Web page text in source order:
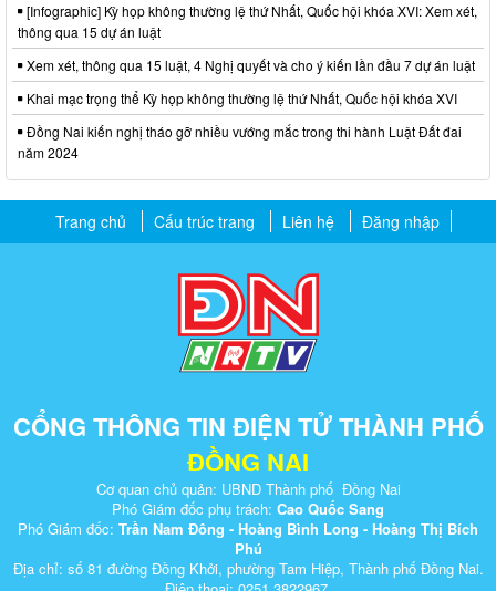
[Infographic] Kỳ họp không thường lệ thứ Nhất, Quốc hội khóa XVI: Xem xét,
thông qua 15 dự án luật
Xem xét, thông qua 15 luật, 4 Nghị quyết và cho ý kiến lần đầu 7 dự án luật
Khai mạc trọng thể Kỳ họp không thường lệ thứ Nhất, Quốc hội khóa XVI
Đồng Nai kiến nghị tháo gỡ nhiều vướng mắc trong thi hành Luật Đất đai
năm 2024
Trang chủ Cấu trúc trang Liên hệ Đăng nhập
CỔNG THÔNG TIN ĐIỆN TỬ THÀNH PHỐ
ĐỒNG NAI
Cơ quan chủ quản: UBND Thành phố Đồng Nai
Phó Giám đốc phụ trách: Cao Quốc Sang
Phó Giám đốc: Trần Nam Đông - Hoàng Bình Long - Hoàng Thị Bích
Phú
Địa chỉ: số 81 đường Đồng Khởi, phường Tam Hiệp, Thành phố Đồng Nai.